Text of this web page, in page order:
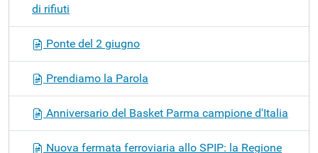
di rifiuti
Ponte del 2 giugno
Prendiamo la Parola
Anniversario del Basket Parma campione d'Italia
Nuova fermata ferroviaria allo SPIP: la Regione